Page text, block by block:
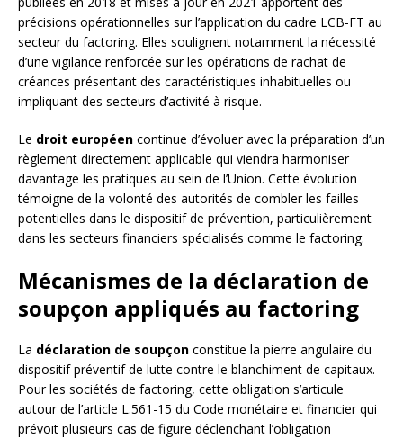
précisions opérationnelles sur l’application du cadre LCB-FT au
secteur du factoring. Elles soulignent notamment la nécessité
d’une vigilance renforcée sur les opérations de rachat de
créances présentant des caractéristiques inhabituelles ou
impliquant des secteurs d’activité à risque.
Le droit européen continue d’évoluer avec la préparation d’un
règlement directement applicable qui viendra harmoniser
davantage les pratiques au sein de l’Union. Cette évolution
témoigne de la volonté des autorités de combler les failles
potentielles dans le dispositif de prévention, particulièrement
dans les secteurs financiers spécialisés comme le factoring.
Mécanismes de la déclaration de
soupçon appliqués au factoring
La déclaration de soupçon constitue la pierre angulaire du
dispositif préventif de lutte contre le blanchiment de capitaux.
Pour les sociétés de factoring, cette obligation s’articule
autour de l’article L.561-15 du Code monétaire et financier qui
prévoit plusieurs cas de figure déclenchant l’obligation